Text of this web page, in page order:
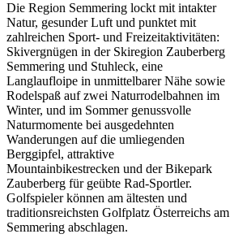
Die Region Semmering lockt mit intakter
Natur, gesunder Luft und punktet mit
zahlreichen Sport- und Freizeitaktivitäten:
Skivergnügen in der Skiregion Zauberberg
Semmering und Stuhleck, eine
Langlaufloipe in unmittelbarer Nähe sowie
Rodelspaß auf zwei Naturrodelbahnen im
Winter, und im Sommer genussvolle
Naturmomente bei ausgedehnten
Wanderungen auf die umliegenden
Berggipfel, attraktive
Mountainbikestrecken und der Bikepark
Zauberberg für geübte Rad-Sportler.
Golfspieler können am ältesten und
traditionsreichsten Golfplatz Österreichs am
Semmering abschlagen.